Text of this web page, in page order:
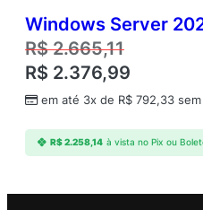
Windows Server
R$2.665,11
R$ 2.376,99
em até 3x de R$ 792,33
R$2.258,14 à vista no Pix ou